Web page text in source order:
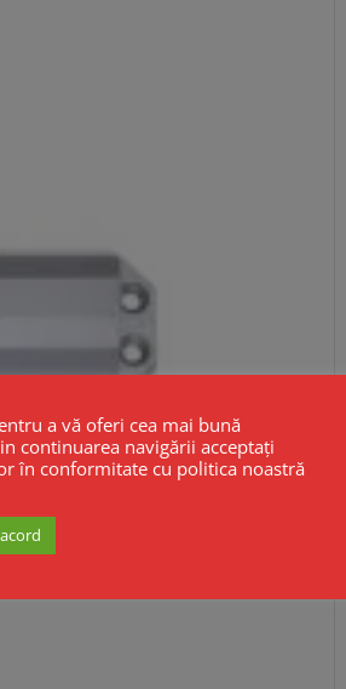
a vă oferi cea mai bună
continuarea navigării acceptați
în conformitate cu politica noastră